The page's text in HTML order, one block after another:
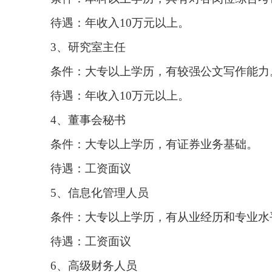
待遇：年收入10万元以上。
3、研究室主任
条件：大专以上学历，有较强公文写作能力
待遇：年收入10万元以上。
4、董事会秘书
条件：大专以上学历，有证券业务基础。
待遇：工资面议
5、信息化管理人员
条件：大专以上学历，有从业经历和专业
待遇：工资面议
6、高级财务人员